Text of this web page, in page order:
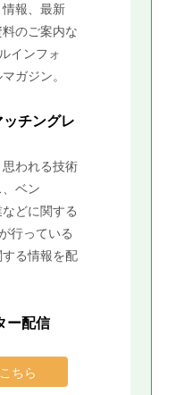
報、最新
のご案内な
インフォ
ガジン。
チングレ
われる技術
ベン
どに関する
行っている
る情報を配
ー配信
ちら